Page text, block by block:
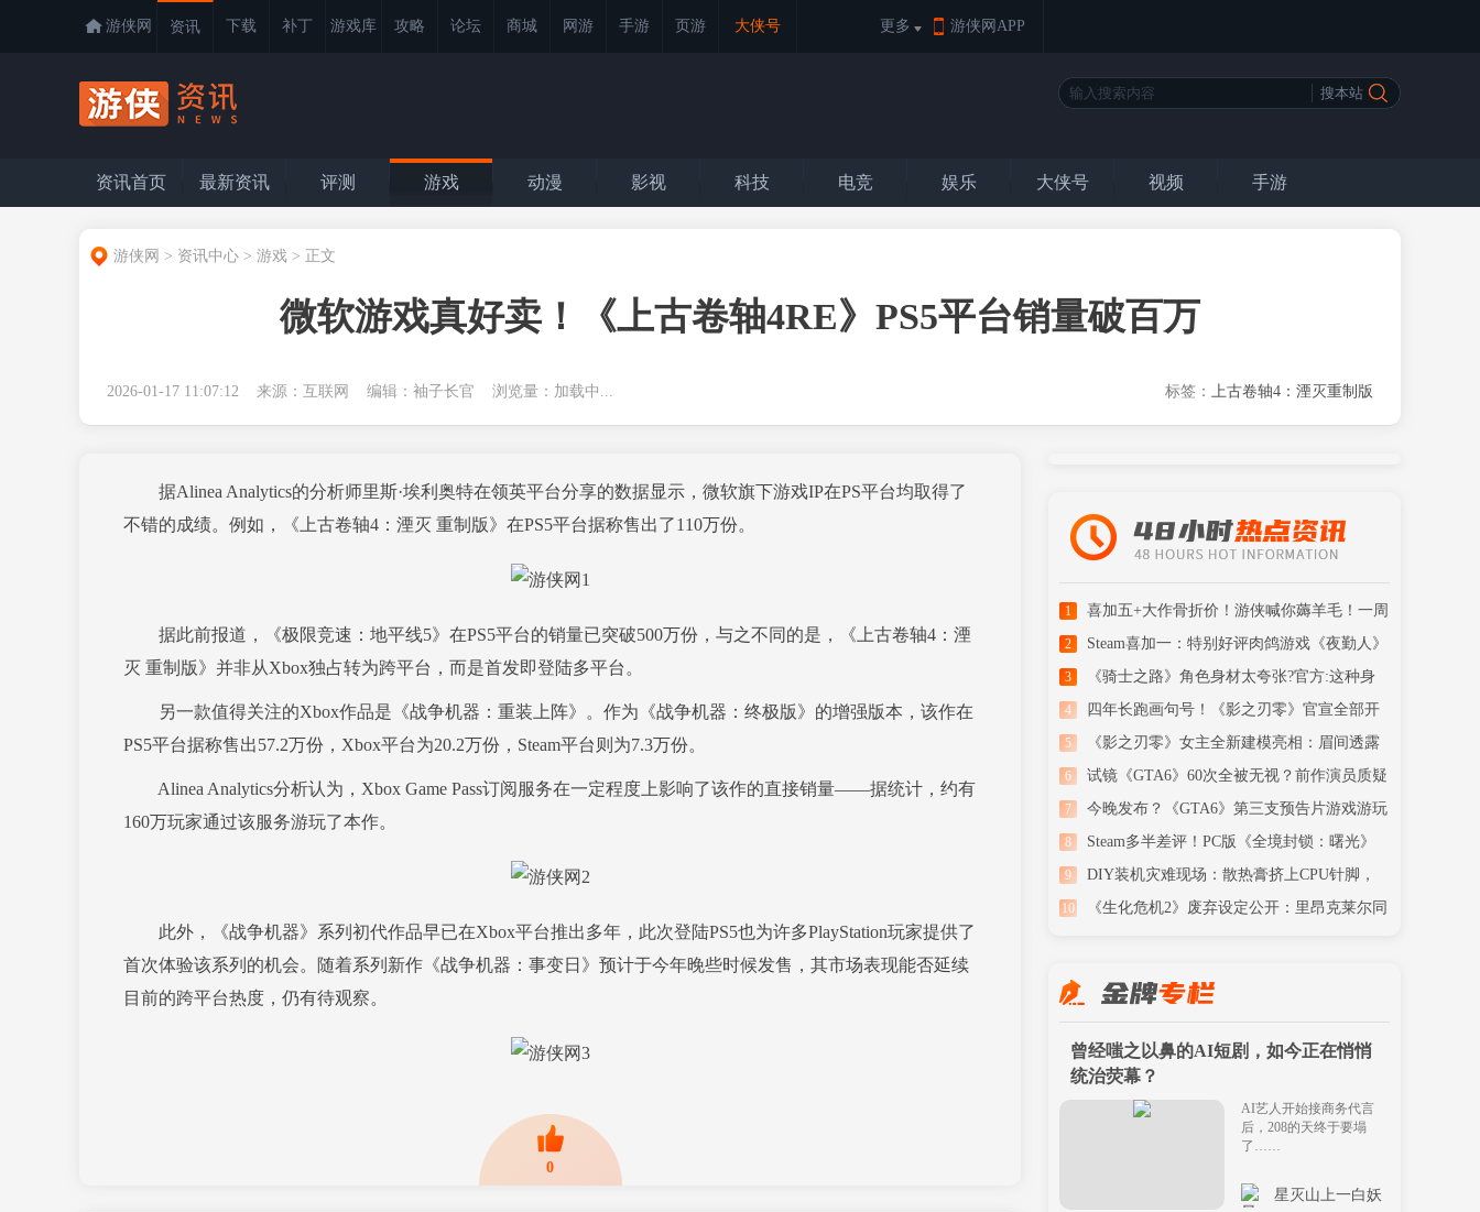
游侠网 资讯 下载 补丁 游戏库 攻略 论坛 商城 网游 手游 页游 大侠号 更多 游侠网APP
资讯首页 最新资讯 评测 游戏 动漫 影视 科技 电竞 娱乐 大侠号 视频 手游
游侠网 > 资讯中心 > 游戏 > 正文
微软游戏真好卖！《上古卷轴4RE》PS5平台销量破百万
2026-01-17 11:07:12 来源：互联网 编辑：袖子长官 浏览量： 加载中... 标签： 上古卷轴4：湮灭重制版
据Alinea Analytics的分析师里斯·埃利奥特在领英平台分享的数据显示，微软旗下游戏IP在PS平台均取得了
不错的成绩。例如，《上古卷轴4：湮灭 重制版》在PS5平台据称售出了110万份。
据此前报道，《极限竞速：地平线5》在PS5平台的销量已突破500万份，与之不同的是，《上古卷轴4：湮
灭 重制版》并非从Xbox独占转为跨平台，而是首发即登陆多平台。
另一款值得关注的Xbox作品是《战争机器：重装上阵》。作为《战争机器：终极版》的增强版本，该作在
PS5平台据称售出57.2万份，Xbox平台为20.2万份，Steam平台则为7.3万份。
Alinea Analytics分析认为，Xbox Game Pass订阅服务在一定程度上影响了该作的直接销量——据统计，约有
160万玩家通过该服务游玩了本作。
此外，《战争机器》系列初代作品早已在Xbox平台推出多年，此次登陆PS5也为许多PlayStation玩家提供了
首次体验该系列的机会。随着系列新作《战争机器：事变日》预计于今年晚些时候发售，其市场表现能否延续
目前的跨平台热度，仍有待观察。
0
1
喜加五+大作骨折价！游侠喊你薅羊毛！一周
喜加一汇总
2
Steam喜加一：特别好评肉鸽游戏《夜勤人》
免费领取！
3
《骑士之路》角色身材太夸张?官方:这种身
材现实存在
4
四年长跑画句号！《影之刃零》官宣全部开
发完成
5
《影之刃零》女主全新建模亮相：眉间透露
清冷侠气
6
试镜《GTA6》60次全被无视？前作演员质疑
R星潜规则
7
今晚发布？《GTA6》第三支预告片游戏游玩
内容被曝
8
Steam多半差评！PC版《全境封锁：曙光》
首发翻车了
9
DIY装机灾难现场：散热膏挤上CPU针脚，
玩家看了心痛
10
《生化危机2》废弃设定公开：里昂克莱尔同
曾经嗤之以鼻的AI短剧，如今正在悄悄
统治荧幕？
AI艺人开始接商务代言
后，208的天终于要塌
了……
星灭山上一白妖